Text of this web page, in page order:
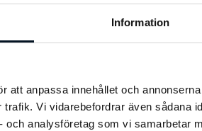
Information
att anpassa innehållet och
Vi vidarebefordrar även sådana
och analysföretag som vi samarbetar